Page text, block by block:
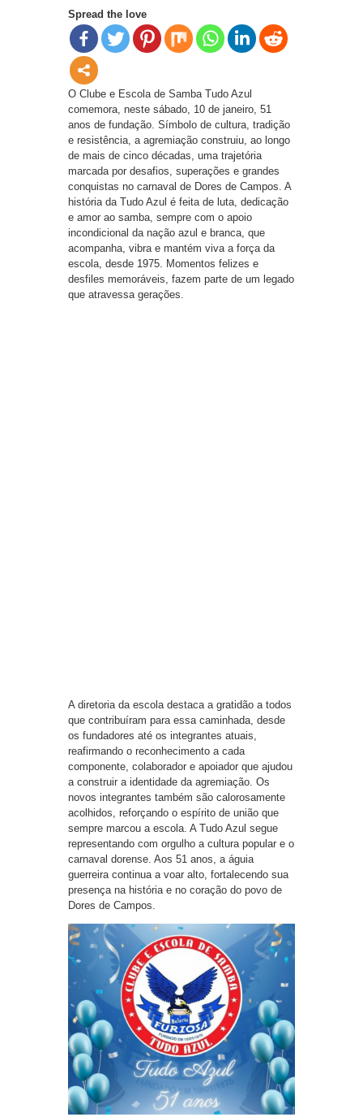
Spread the love
O Clube e Escola de Samba Tudo Azul
comemora, neste sábado, 10 de janeiro, 51
anos de fundação. Símbolo de cultura, tradição
e resistência, a agremiação construiu, ao longo
de mais de cinco décadas, uma trajetória
marcada por desafios, superações e grandes
conquistas no carnaval de Dores de Campos. A
história da Tudo Azul é feita de luta, dedicação
e amor ao samba, sempre com o apoio
incondicional da nação azul e branca, que
acompanha, vibra e mantém viva a força da
escola, desde 1975. Momentos felizes e
desfiles memoráveis, fazem parte de um legado
que atravessa gerações.
A diretoria da escola destaca a gratidão a todos
que contribuíram para essa caminhada, desde
os fundadores até os integrantes atuais,
reafirmando o reconhecimento a cada
componente, colaborador e apoiador que ajudou
a construir a identidade da agremiação. Os
novos integrantes também são calorosamente
acolhidos, reforçando o espírito de união que
sempre marcou a escola. A Tudo Azul segue
representando com orgulho a cultura popular e o
carnaval dorense. Aos 51 anos, a águia
guerreira continua a voar alto, fortalecendo sua
presença na história e no coração do povo de
Dores de Campos.